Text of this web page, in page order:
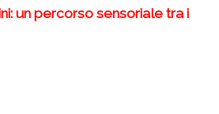
un percorso sensoriale tra i